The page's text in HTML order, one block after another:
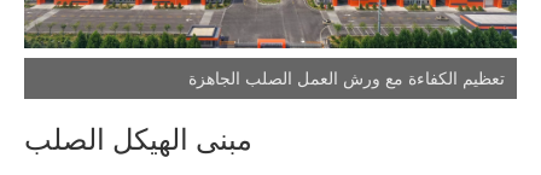
تعظيم الكفاءة مع ورش العمل الصلب الجاهزة
مبنى الهيكل الصلب